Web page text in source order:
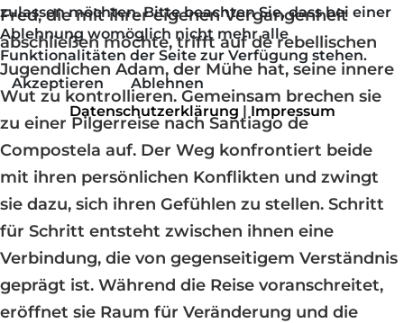
Fred, die mit ihrer eigenen Vergangenheit
abschließen möchte, trifft auf de rebellischen
Jugendlichen Adam, der Mühe hat, seine innere
Wut zu kontrollieren. Gemeinsam brechen sie
zu einer Pilgerreise nach Santiago de
Compostela auf. Der Weg konfrontiert beide
mit ihren persönlichen Konflikten und zwingt
sie dazu, sich ihren Gefühlen zu stellen. Schritt
für Schritt entsteht zwischen ihnen eine
Verbindung, die von gegenseitigem Verständnis
geprägt ist. Während die Reise voranschreitet,
eröffnet sie Raum für Veränderung und die
zulassen möchten. Bitte beachten Sie, dass bei einer
Ablehnung womöglich nicht mehr alle
Funktionalitäten der Seite zur Verfügung stehen.
Akzeptieren
Ablehnen
Datenschutzerklärung | Impressum